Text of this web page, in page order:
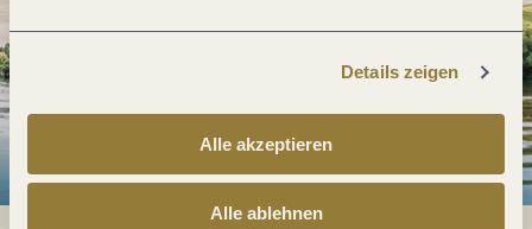
Details zeigen
Alle akzeptieren
Alle ablehnen